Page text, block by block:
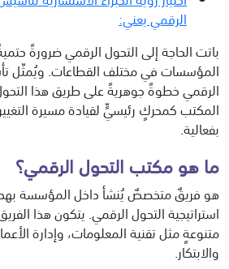
الرقمي يعني:
باتت الحاجة إلى التحول الرقمي ضرورةً
المؤسسات في مختلف القطاعات. ويُمثّل
الرقمي خطوةً جوهريةً على طريق هذا
المكتب كمحركٍ رئيسيٍّ لقيادة مسيرة
بفعالية.
ما هو مكتب التحول الرقمي؟
هو فريقٌ متخصصٌ يُنشأ داخل المؤسسة
استراتيجية التحول الرقمي. يتكون هذا
متنوعةٍ مثل تقنية المعلومات، وإدارة
والابتكار.